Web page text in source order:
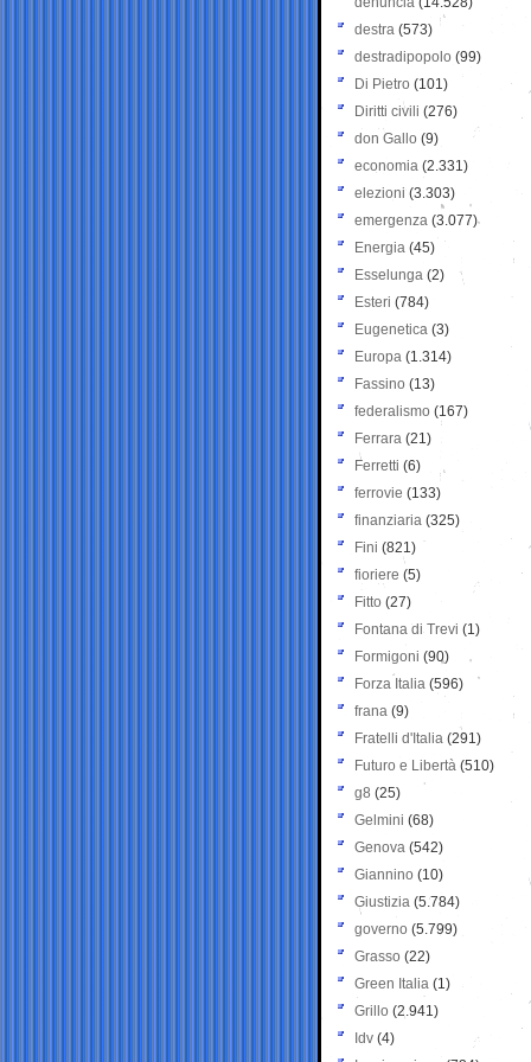
destra (573)
destradipopolo (99)
Di Pietro (101)
Diritti civili (276)
don Gallo (9)
economia (2.331)
elezioni (3.303)
emergenza (3.077)
Energia (45)
Esselunga (2)
Esteri (784)
Eugenetica (3)
Europa (1.314)
Fassino (13)
federalismo (167)
Ferrara (21)
Ferretti (6)
ferrovie (133)
finanziaria (325)
Fini (821)
fioriere (5)
Fitto (27)
Fontana di Trevi (1)
Formigoni (90)
Forza Italia (596)
frana (9)
Fratelli d'Italia (291)
Futuro e Libertà (510)
g8 (25)
Gelmini (68)
Genova (542)
Giannino (10)
Giustizia (5.784)
governo (5.799)
Grasso (22)
Green Italia (1)
Grillo (2.941)
Idv (4)